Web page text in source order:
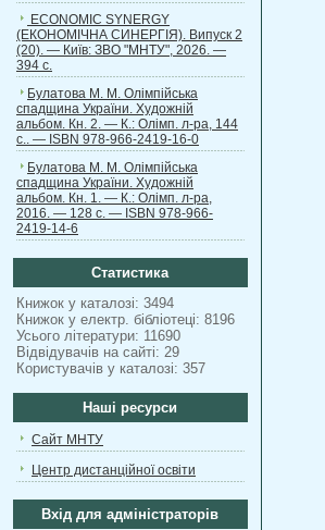
ECONOMIC SYNERGY
(ЕКОНОМІЧНА СИНЕРГІЯ). Випуск 2
(20). — Київ: ЗВО "МНТУ", 2026. —
394 с.
Булатова М. М. Олімпійська
спадщина України. Художній
альбом. Кн. 2. — К.: Олімп. л-ра, 144
с.. — ISBN 978-966-2419-16-0
Булатова М. М. Олімпійська
спадщина України. Художній
альбом. Кн. 1. — К.: Олімп. л-ра,
2016. — 128 с. — ISBN 978-966-
2419-14-6
Статистика
Книжок у каталозі: 3494
Книжок у електр. бібліотеці: 8196
Усього літератури: 11690
Відвідувачів на сайті: 29
Користувачів у каталозі: 357
Наші ресурси
Сайт МНТУ
Центр дистанційної освіти
Вхід для адміністраторів